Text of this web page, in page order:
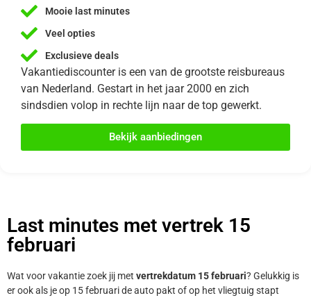
Mooie last minutes
Veel opties
Exclusieve deals
Vakantiediscounter is een van de grootste reisbureaus
van Nederland. Gestart in het jaar 2000 en zich
sindsdien volop in rechte lijn naar de top gewerkt.
Bekijk aanbiedingen
Last minutes met vertrek 15
februari
Wat voor vakantie zoek jij met vertrekdatum 15 februari? Gelukkig is
er ook als je op 15 februari de auto pakt of op het vliegtuig stapt